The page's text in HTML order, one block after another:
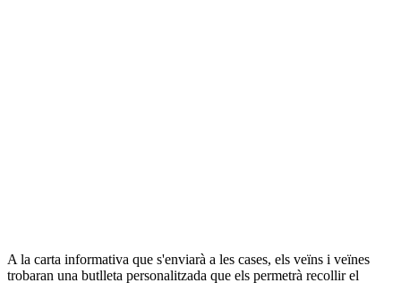
A la carta informativa que s'enviarà a les cases, els veïns i veïnes
trobaran una butlleta personalitzada que els permetrà recollir el